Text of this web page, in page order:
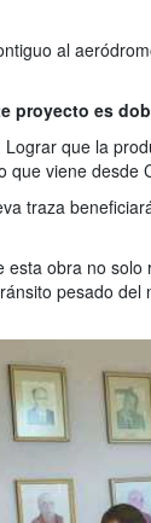
al
proyecto es
que la
que viene
traza
esta obra no
pesado